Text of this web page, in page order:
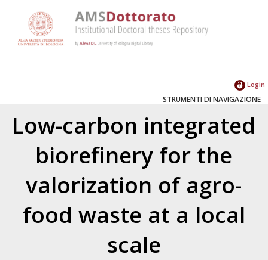
Login
STRUMENTI DI NAVIGAZIONE
Low-carbon integrated
biorefinery for the
valorization of agro-
food waste at a local
scale